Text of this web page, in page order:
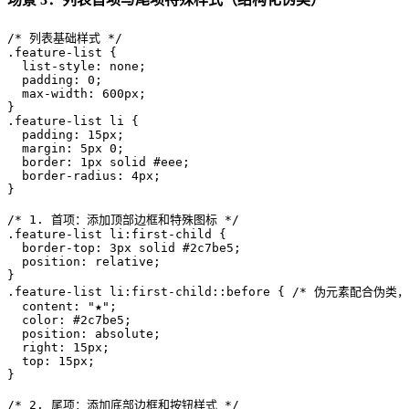
/* 列表基础样式 */
.feature-list {
list-style : none;
padding : 0 ;
max-width : 600px ;
.feature-list
li {
padding : 15px ;
margin : 5px 0 ;
border : 1px solid #eee ;
border-radius : 4px ;
}
/* 1. 首项：添加顶部边框和特殊图标 */
.feature-list
li :first-child
{
border-top : 3px solid #2c7be5 ;
position : relative;
.feature-list
li :first-child ::before { /* 伪元素配合伪类
content : "★" ;
color : #2c7be5 ;
position : absolute;
right : 15px ;
top : 15px ;
}
/* 2. 尾项：添加底部边框和按钮样式 */